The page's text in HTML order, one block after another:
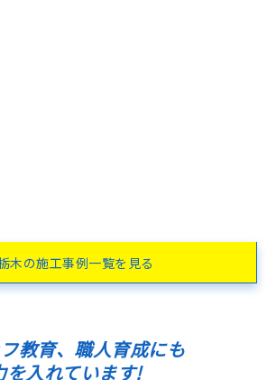
木の施工事例一覧を見る
教育、職人育成にも
を入れています!